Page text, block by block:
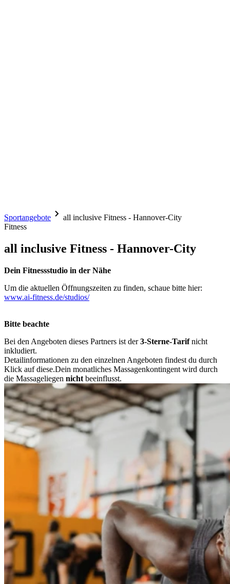
Sportangebote
all inclusive Fitness - Hannover-City
Fitness
all inclusive Fitness - Hannover-City
Dein Fitnessstudio in der Nähe
Um die aktuellen Öffnungszeiten zu finden, schaue bitte hier:
www.ai-fitness.de/studios/
Bitte beachte
Bei den Angeboten dieses Partners ist der3-Sterne-Tarifnicht
inkludiert.
Detailinformationen zu den einzelnen Angeboten findest du durch
Klick auf diese.Dein monatliches Massagenkontingent wird durch
die Massageliegen nicht beeinflusst.